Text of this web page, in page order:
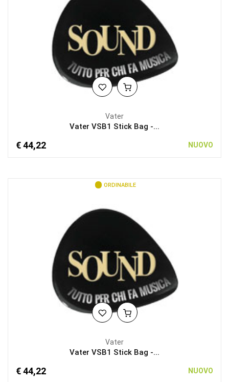
Vater
Vater VSB1 Stick Bag -...
€ 44,22 NUOVO
ORDINABILE
Vater
Vater VSB1 Stick Bag -...
€ 44,22 NUOVO